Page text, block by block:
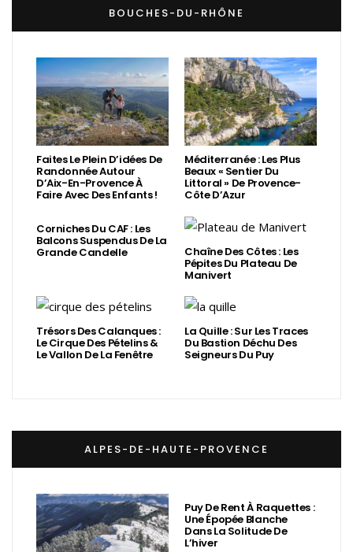
BOUCHES-DU-RHÔNE
Faites Le Plein D’idées De
Randonnée Autour
D’Aix-En-Provence À
Faire Avec Des Enfants !
Méditerranée : Les Plus
Beaux « Sentier Du
Littoral » De Provence-
Côte D’Azur
Corniches Du CAF : Les
Balcons Suspendus De La
Grande Candelle Chaîne Des Côtes : Les
Pépites Du Plateau De
Manivert
Trésors Des Calanques :
Le Cirque Des Pételins &
Le Vallon De La Fenêtre
La Quille : Sur Les Traces
Du Bastion Déchu Des
Seigneurs Du Puy
ALPES-DE-HAUTE-PROVENCE
Puy De Rent À Raquettes :
Une Épopée Blanche
Dans La Solitude De
L’hiver